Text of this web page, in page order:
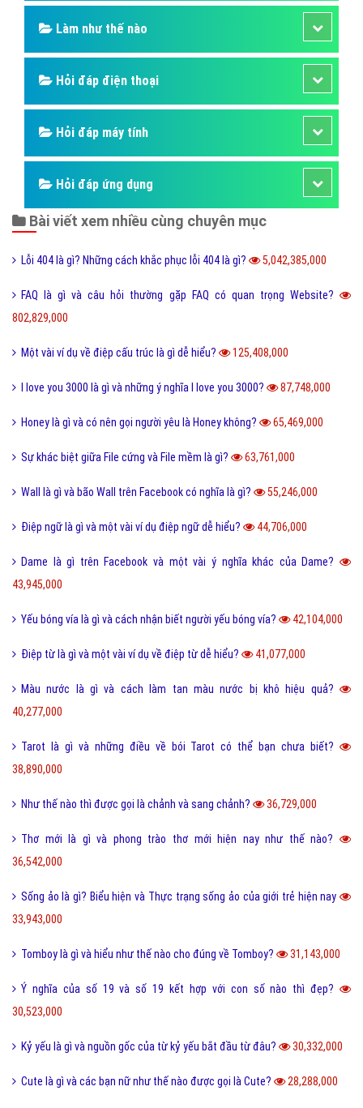
Làm như thế nào
Hỏi đáp điện thoại
Hỏi đáp máy tính
Hỏi đáp ứng dụng
Bài viết xem nhiều cùng chuyên mục
Lỗi 404 là gì? Những cách khắc phục lỗi 404 là gì? 5,042,385,000
FAQ là gì và câu hỏi thường gặp FAQ có quan trọng Website?
802,829,000
Một vài ví dụ về điệp cấu trúc là gì dễ hiểu? 125,408,000
I love you 3000 là gì và những ý nghĩa I love you 3000? 87,748,000
Honey là gì và có nên gọi người yêu là Honey không? 65,469,000
Sự khác biệt giữa File cứng và File mềm là gì? 63,761,000
Wall là gì và bão Wall trên Facebook có nghĩa là gì? 55,246,000
Điệp ngữ là gì và một vài ví dụ điệp ngữ dễ hiểu? 44,706,000
Dame là gì trên Facebook và một vài ý nghĩa khác của Dame?
43,945,000
Yếu bóng vía là gì và cách nhận biết người yếu bóng vía? 42,104,000
Điệp từ là gì và một vài ví dụ về điệp từ dễ hiểu? 41,077,000
Màu nước là gì và cách làm tan màu nước bị khô hiệu quả?
40,277,000
Tarot là gì và những điều về bói Tarot có thể bạn chưa biết?
38,890,000
Như thế nào thì được gọi là chảnh và sang chảnh? 36,729,000
Thơ mới là gì và phong trào thơ mới hiện nay như thế nào?
36,542,000
Sống ảo là gì? Biểu hiện và Thực trạng sống ảo của giới trẻ hiện nay
33,943,000
Tomboy là gì và hiểu như thế nào cho đúng về Tomboy? 31,143,000
Ý nghĩa của số 19 và số 19 kết hợp với con số nào thì đẹp?
30,523,000
Kỷ yếu là gì và nguồn gốc của từ kỷ yếu bắt đầu từ đâu? 30,332,000
Cute là gì và các bạn nữ như thế nào được gọi là Cute? 28,288,000